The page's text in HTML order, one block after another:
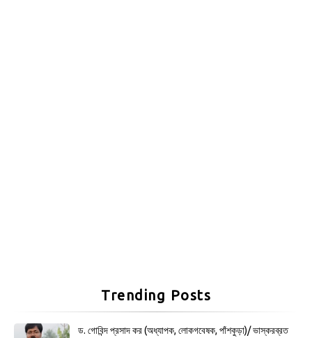
Trending Posts
ড. গোবিন্দ প্রসাদ কর (অধ্যাপক, লোকগবেষক, পাঁশকুড়া)/ ভাস্করব্রত